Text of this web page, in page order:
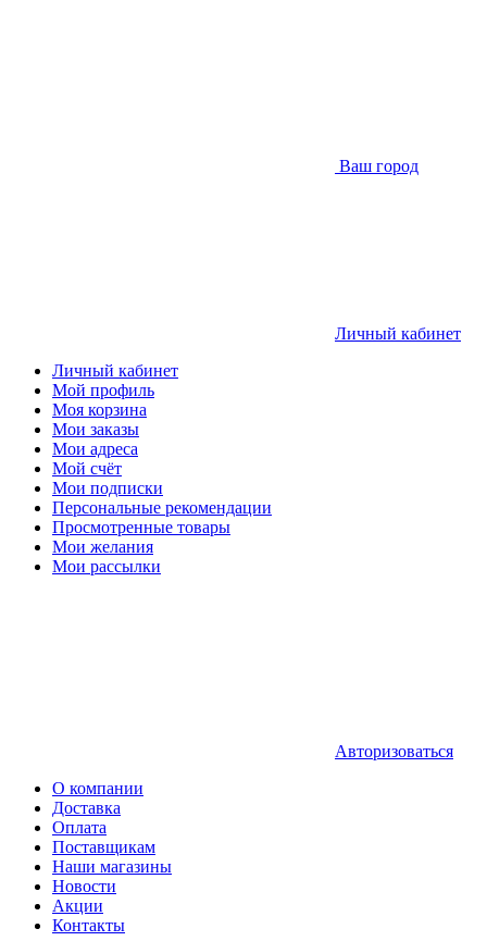
Ваш город
Личный кабинет
Личный кабинет
Мой профиль
Моя корзина
Мои заказы
Мои адреса
Мой счёт
Мои подписки
Персональные рекомендации
Просмотренные товары
Мои желания
Мои рассылки
Авторизоваться
О компании
Доставка
Оплата
Поставщикам
Наши магазины
Новости
Акции
Контакты